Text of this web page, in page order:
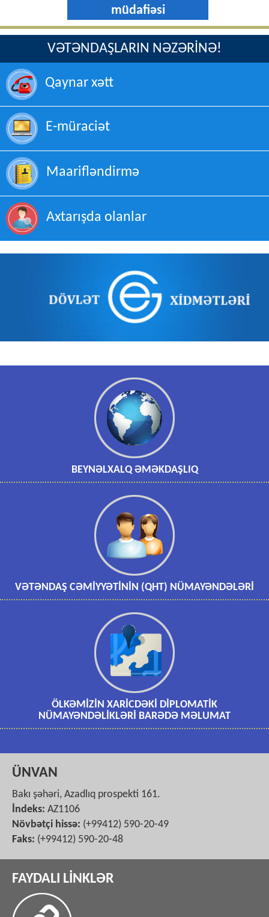
VƏTƏNDAŞLARIN NƏZƏRİNƏ!
Qaynar xətt
E-müraciət
Maarifləndirmə
Axtarışda olanlar
BEYNƏLXALQ ƏMƏKDAŞLIQ
VƏTƏNDAŞ CƏMİYYƏTİNİN (QHT) NÜMAYƏNDƏLƏRİ
ÖLKƏMİZİN XARİCDƏKİ DİPLOMATİK
NÜMAYƏNDƏLİKLƏRİ BARƏDƏ MƏLUMAT
ÜNVAN
Bakı şəhəri, Azadlıq prospekti 161.
İndeks: AZ1106
Növbətçi hissə: (+99412) 590-20-49
Faks: (+99412) 590-20-48
FAYDALI LİNKLƏR